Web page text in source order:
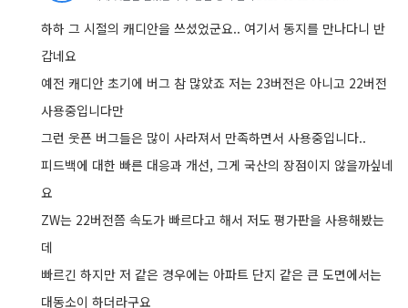
하하 그 시절의 캐디안을 쓰셨었군요.. 여기서 동지를 만나다니 반
갑네요
예전 캐디안 초기에 버그 참 많았죠 저는 23버전은 아니고 22버전
사용중입니다만
그런 웃픈 버그들은 많이 사라져서 만족하면서 사용중입니다..
피드백에 대한 빠른 대응과 개선, 그게 국산의 장점이지 않을까싶네
요
ZW는 22버전쯤 속도가 빠르다고 해서 저도 평가판을 사용해봤는
데
빠르긴 하지만 저 같은 경우에는 아파트 단지 같은 큰 도면에서는
대동소이 하더라구요